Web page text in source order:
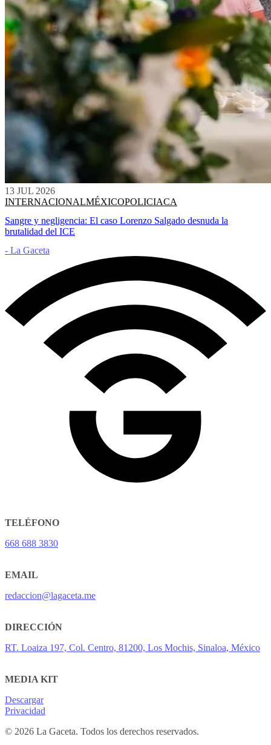
13 JUL 2026
INTERNACIONALMÉXICOPOLICIACA
Sangre y negligencia: El caso Lorenzo Salgado desnuda la
brutalidad del ICE
- La Gaceta
TELÉFONO
668 688 3830
EMAIL
redaccion@lagaceta.me
DIRECCIÓN
RT. Loaiza 197, Col. Centro, 81200, Los Mochis, Sinaloa, México
MEDIA KIT
Descargar
Privacidad
© 2026 La Gaceta. Todos los derechos reservados.